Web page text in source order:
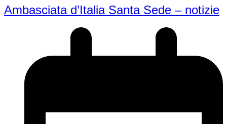
Ambasciata d’Italia Santa Sede – notizie